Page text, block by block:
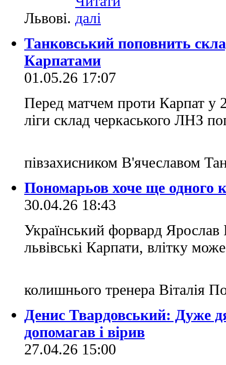
Львові.
Танковський поповнить
Карпатами
01.05.26 17:07
Перед матчем проти Карпат у
ліги склад черкаського ЛНЗ
півзахисником В'ячеславом
Пономарьов хоче ще одного
30.04.26 18:43
Український форвард Ярослав
львівські Карпати, влітку
колишнього тренера Віталія
Денис Твардовський: Дуже
допомагав і вірив
27.04.26 15:00